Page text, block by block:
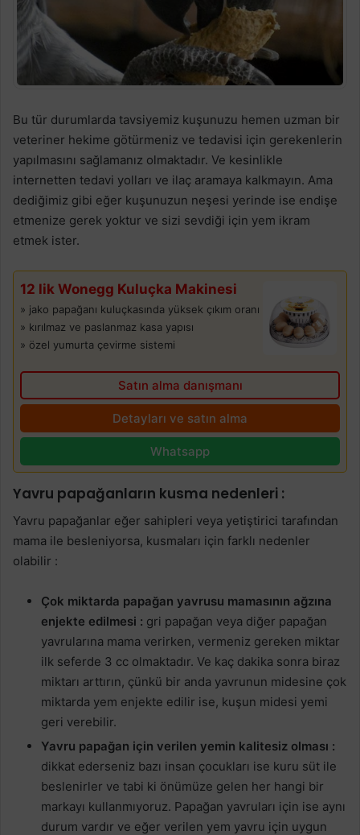
Bu tür durumlarda tavsiyemiz kuşunuzu hemen uzman bir
veteriner hekime götürmeniz ve tedavisi için gerekenlerin
yapılmasını sağlamanız olmaktadır. Ve kesinlikle
internetten tedavi yolları ve ilaç aramaya kalkmayın. Ama
dediğimiz gibi eğer kuşunuzun neşesi yerinde ise endişe
etmenize gerek yoktur ve sizi sevdiği için yem ikram
etmek ister.
12 lik Wonegg Kuluçka Makinesi
» jako papağanı kuluçkasında yüksek çıkım oranı
» kırılmaz ve paslanmaz kasa yapısı
» özel yumurta çevirme sistemi
Satın alma danışmanı
Detayları ve satın alma
Whatsapp
Yavru papağanların kusma nedenleri :
Yavru papağanlar eğer sahipleri veya yetiştirici tarafından
mama ile besleniyorsa, kusmaları için farklı nedenler
olabilir :
Çok miktarda papağan yavrusu mamasının ağzına
enjekte edilmesi : gri papağan veya diğer papağan
yavrularına mama verirken, vermeniz gereken miktar
ilk seferde 3 cc olmaktadır. Ve kaç dakika sonra biraz
miktarı arttırın, çünkü bir anda yavrunun midesine çok
miktarda yem enjekte edilir ise, kuşun midesi yemi
geri verebilir.
Yavru papağan için verilen yemin kalitesiz olması :
dikkat ederseniz bazı insan çocukları ise kuru süt ile
beslenirler ve tabi ki önümüze gelen her hangi bir
markayı kullanmıyoruz. Papağan yavruları için ise aynı
durum vardır ve eğer verilen yem yavru için uygun